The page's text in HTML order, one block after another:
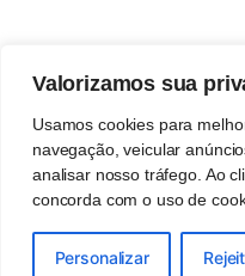
Valorizamos sua
Usamos cookies para
navegação, veicular
analisar nosso tráfego. Ao
concorda com o uso de
Personalizar